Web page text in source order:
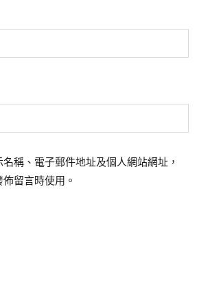
稱、電子郵件地址及個人網站網址，
留言時使用。